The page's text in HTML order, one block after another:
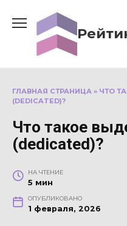
содержанию
ГЛАВНАЯ СТРАНИЦА » ЧТО
(DEDICATED)?
Что такое
(dedicated)?
НА ЧТЕНИЕ
5 мин
ОПУБЛИКОВАНО
1 февраля, 2026